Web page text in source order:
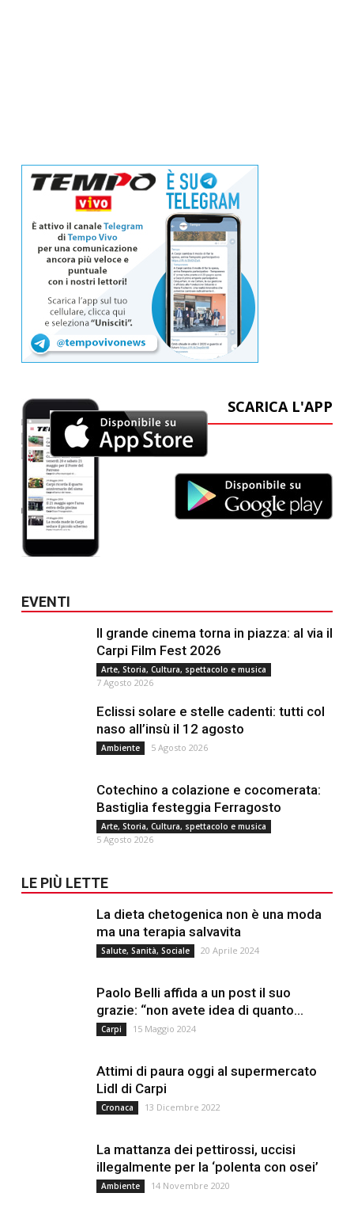
SCARICA L'APP
EVENTI
Il grande cinema torna in piazza: al via il
Carpi Film Fest 2026
Arte, Storia, Cultura, spettacolo e musica
7 Agosto 2026
Eclissi solare e stelle cadenti: tutti col
naso all’insù il 12 agosto
Ambiente 5 Agosto 2026
Cotechino a colazione e cocomerata:
Bastiglia festeggia Ferragosto
Arte, Storia, Cultura, spettacolo e musica
5 Agosto 2026
LE PIÙ LETTE
La dieta chetogenica non è una moda
ma una terapia salvavita
Salute, Sanità, Sociale 20 Aprile 2024
Paolo Belli affida a un post il suo
grazie: “non avete idea di quanto...
Carpi 15 Maggio 2024
Attimi di paura oggi al supermercato
Lidl di Carpi
Cronaca 13 Dicembre 2022
La mattanza dei pettirossi, uccisi
illegalmente per la ‘polenta con osei’
Ambiente 14 Novembre 2020